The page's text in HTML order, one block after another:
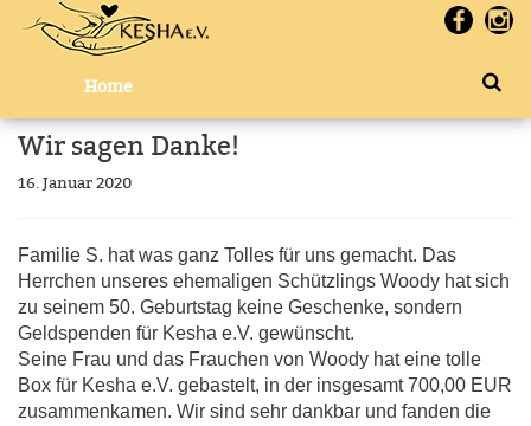
Home
Wir sagen Danke!
16. Januar 2020
Familie S. hat was ganz Tolles für uns gemacht. Das
Herrchen unseres ehemaligen Schützlings Woody hat sich
zu seinem 50. Geburtstag keine Geschenke, sondern
Geldspenden für Kesha e.V. gewünscht.
Seine Frau und das Frauchen von Woody hat eine tolle
Box für Kesha e.V. gebastelt, in der insgesamt 700,00 EUR
zusammenkamen. Wir sind sehr dankbar und fanden die